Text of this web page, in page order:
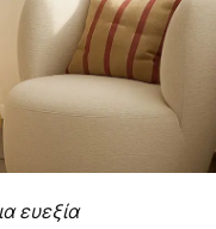
ευεξία